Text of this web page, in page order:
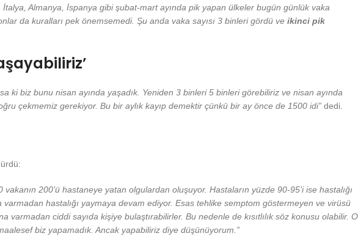
Almanya, İspanya gibi şubat-mart ayında pik yapan ülkeler bugün günlük vaka
da kuralları pek önemsemedi. Şu anda vaka sayısı 3 binleri gördü ve ikinci pik
ki biz bunu nisan ayında yaşadık. Yeniden 3 binleri 5 binleri görebiliriz ve nisan ayında
çekmemiz gerekiyor. Bu bir aylık kayıp demektir çünkü bir ay önce de 1500 idi” dedi.
200’ü hastaneye yatan olgulardan oluşuyor. Hastaların yüzde 90-95’i ise hastalığı
varmadan hastalığı yaymaya devam ediyor. Esas tehlike semptom göstermeyen ve virüsü
ciddi sayıda kişiye bulaştırabilirler. Bu nedenle de kısıtlılık söz konusu olabilir. O
biz yapamadık. Ancak yapabiliriz diye düşünüyorum.”